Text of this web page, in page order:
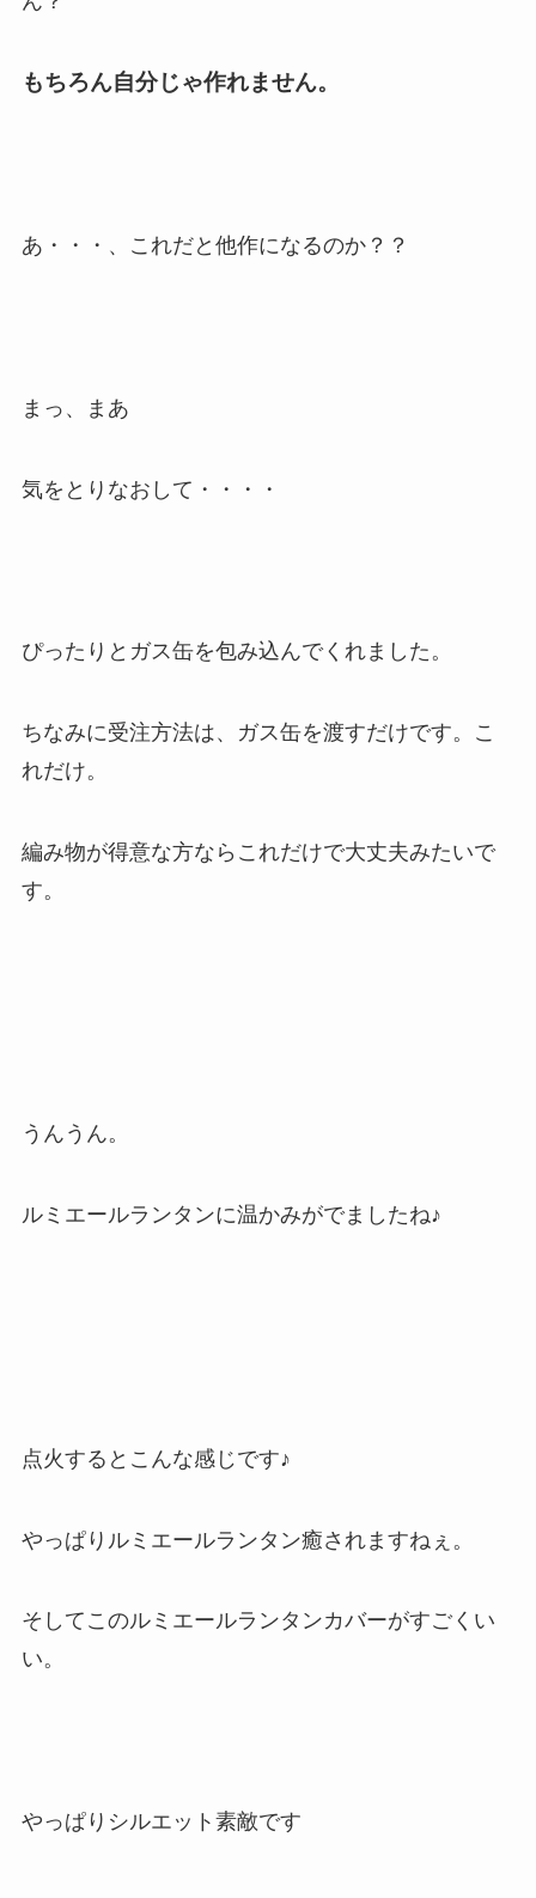
もちろん自分じゃ作れません。
あ・・・、これだと他作になるのか？？
まっ、まあ
気をとりなおして・・・・
ぴったりとガス缶を包み込んでくれました。
ちなみに受注方法は、ガス缶を渡すだけです。こ
れだけ。
編み物が得意な方ならこれだけで大丈夫みたいで
す。
うんうん。
ルミエールランタンに温かみがでましたね♪
点火するとこんな感じです♪
やっぱりルミエールランタン癒されますねぇ。
そしてこのルミエールランタンカバーがすごくい
い。
やっぱりシルエット素敵です